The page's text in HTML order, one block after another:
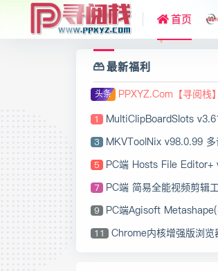
首页
最新福利
头条 PPXYZ.Com【寻阅栈
1 MultiClipBoardSlots v3.61 多语绿
3 MKVToolNix v98.0.99 多语绿色
5 PC端 Hosts File Editor+ v2.5.18
7 PC端 简易全能视频剪辑工具
9 PC端Agisoft Metashape(3D建模软
11 Chrome内核增强版浏览器 猫眼